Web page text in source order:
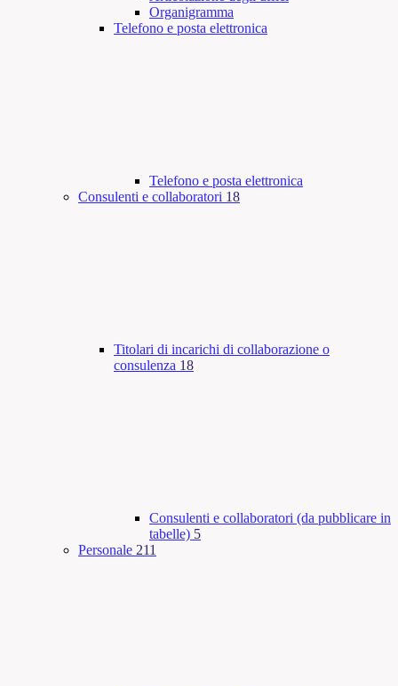
Organigramma
Telefono e posta elettronica
Telefono e posta elettronica
Consulenti e collaboratori 18
Titolari di incarichi di collaborazione o
consulenza 18
Consulenti e collaboratori (da pubblicare in
tabelle) 5
Personale 211